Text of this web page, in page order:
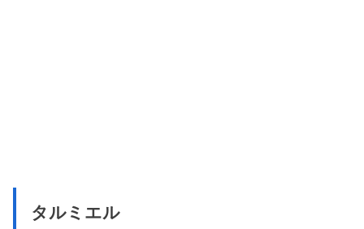
タルミエル